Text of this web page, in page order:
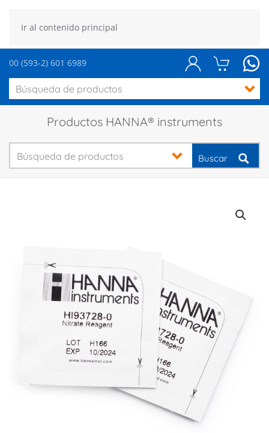
Ir al contenido principal
00 (593-2) 601 6989
Productos HANNA® instruments
Buscar